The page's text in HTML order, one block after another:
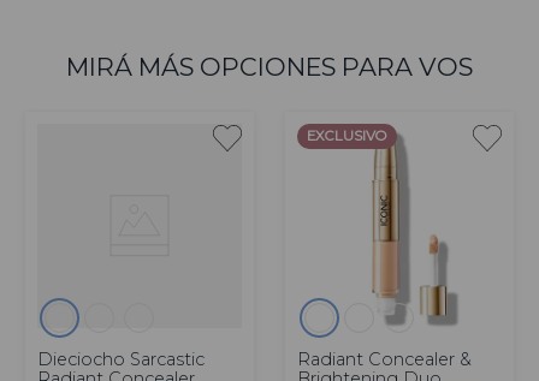
MIRÁ MÁS OPCIONES PARA VOS
Dieciocho Sarcastic
EXCLUSIVO
Radiant Concealer &